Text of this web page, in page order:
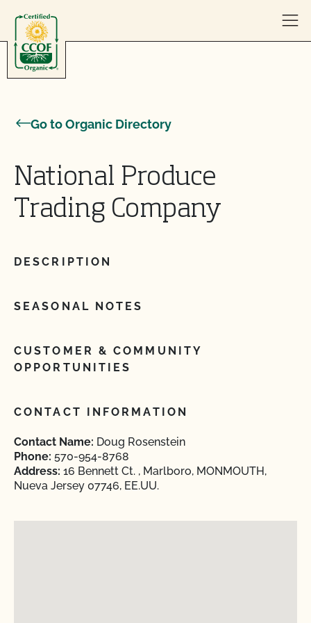
Go to Organic Directory
National Produce
Trading Company
DESCRIPTION
SEASONAL NOTES
CUSTOMER & COMMUNITY
OPPORTUNITIES
CONTACT INFORMATION
Contact Name: Doug Rosenstein
Phone: 570-954-8768
Address: 16 Bennett Ct. , Marlboro, MONMOUTH,
Nueva Jersey 07746, EE.UU.